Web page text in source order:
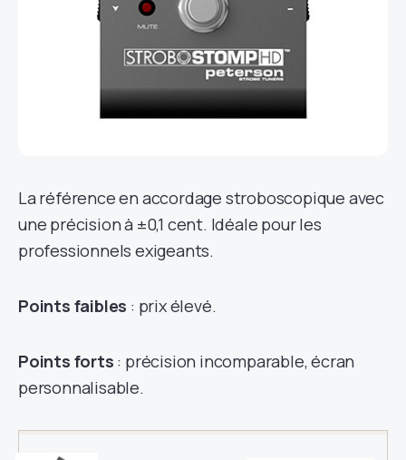
La référence en accordage stroboscopique avec
une précision à ±0,1 cent. Idéale pour les
professionnels exigeants.
Points faibles : prix élevé.
Points forts : précision incomparable, écran
personnalisable.